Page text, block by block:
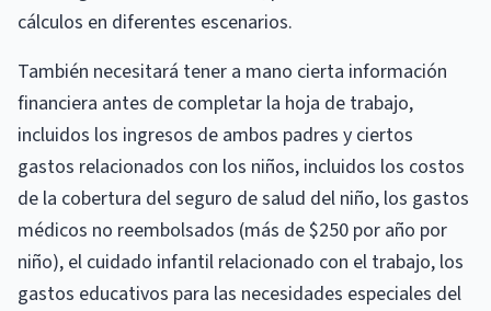
cálculos en diferentes escenarios.
También necesitará tener a mano cierta información
financiera antes de completar la hoja de trabajo,
incluidos los ingresos de ambos padres y ciertos
gastos relacionados con los niños, incluidos los costos
de la cobertura del seguro de salud del niño, los gastos
médicos no reembolsados ​​(más de $250 por año por
niño), el cuidado infantil relacionado con el trabajo, los
gastos educativos para las necesidades especiales del